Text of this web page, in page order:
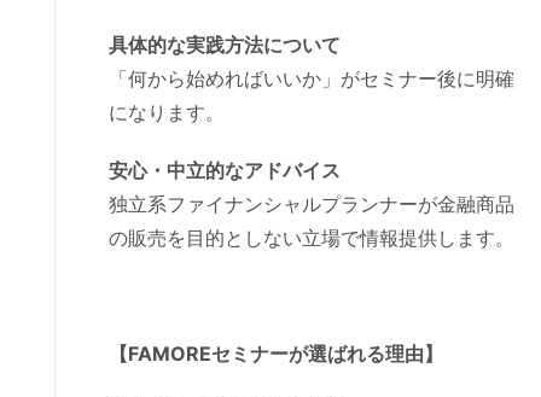
具体的な実践方法について
「何から始めればいいか」がセミナー後に明確
になります。
安心・中立的なアドバイス
独立系ファイナンシャルプランナーが金融商品
の販売を目的としない立場で情報提供します。
【FAMOREセミナーが選ばれる理由】